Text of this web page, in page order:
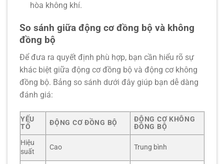
hòa không khí.
So sánh giữa động cơ đồng bộ và không
đồng bộ
Để đưa ra quyết định phù hợp, bạn cần hiểu rõ sự
khác biệt giữa động cơ đồng bộ và động cơ không
đồng bộ. Bảng so sánh dưới đây giúp bạn dễ dàng
đánh giá:
YẾU
TỐ
ĐỘNG CƠ ĐỒNG BỘ
ĐỘNG CƠ KHÔNG
ĐỒNG BỘ
Hiệu
suất
Cao Trung bình